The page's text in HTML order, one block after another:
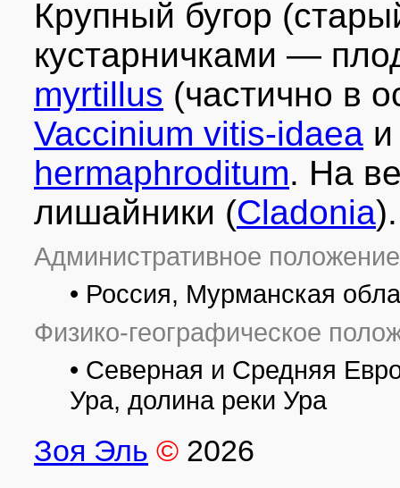
Крупный бугор
кустарничками —
myrtillus (частично в
Vaccinium vitis-idaea
hermaphroditum. На
лишайники (Cladonia
Административное
• Россия, Мурманская
Физико-географическое
• Северная и Средняя
Ура, долина реки Ура
Зоя Эль © 2026